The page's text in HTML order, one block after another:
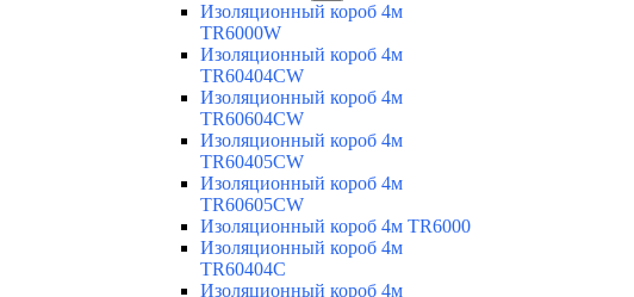
Изоляционный короб 4м
TR6000W
Изоляционный короб 4м
TR60404CW
Изоляционный короб 4м
TR60604CW
Изоляционный короб 4м
TR60405CW
Изоляционный короб 4м
TR60605CW
Изоляционный короб 4м TR6000
Изоляционный короб 4м
TR60404C
Изоляционный короб 4м